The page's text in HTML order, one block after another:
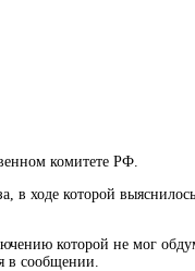
комитете РФ.
в ходе которой
которой не мог
в сообщении.